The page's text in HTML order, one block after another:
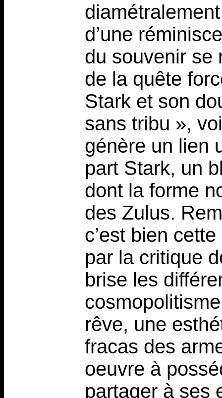
d’une
du souvenir se
de la quête
Stark et son
sans tribu »,
génère un lien
part Stark, un
dont la forme
des Zulus.
c’est bien
par la critique
brise les
rêve, une
fracas des
oeuvre à
partager à ses